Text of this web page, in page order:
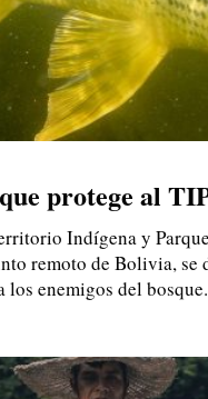
protege al
Indígena y
remoto de Bolivia,
enemigos del bosque.